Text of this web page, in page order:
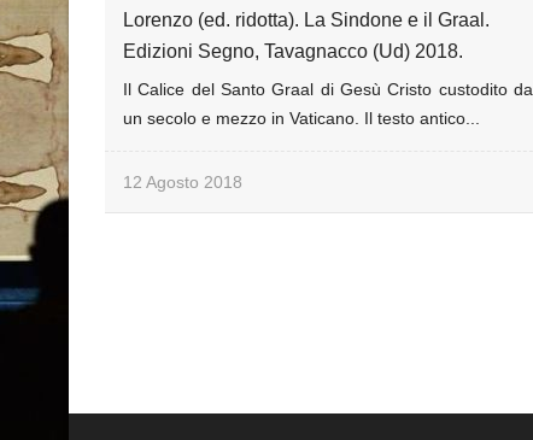
Lorenzo (ed. ridotta). La Sindone e il Graal.
Edizioni Segno, Tavagnacco (Ud) 2018.
Il Calice del Santo Graal di Gesù Cristo custodito da
un secolo e mezzo in Vaticano. Il testo antico...
12 Agosto 2018